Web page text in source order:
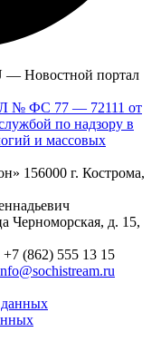
— Новостной портал
№ ФС 77 — 72111 от
по надзору в
и массовых
156000 г. Кострома,
Черноморская, д. 15,
(862) 555 13 15
данных